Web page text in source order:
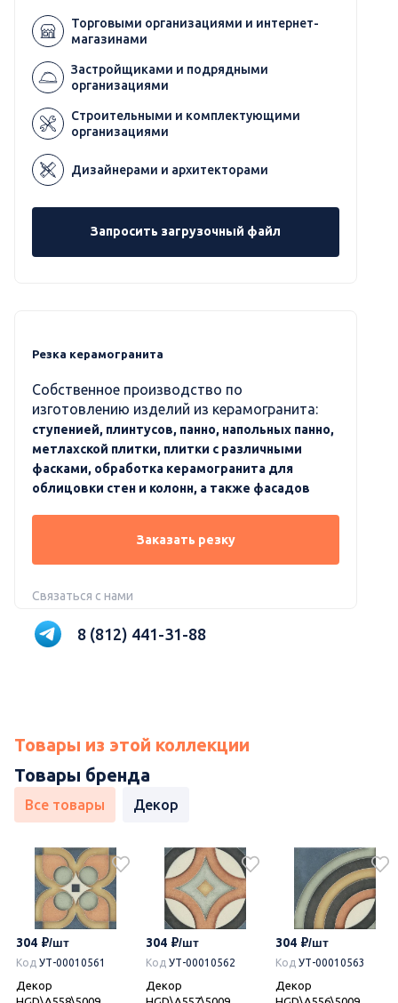
Торговыми организациями и интернет-
магазинами
Застройщиками и подрядными
организациями
Строительными и комплектующими
организациями
Дизайнерами и архитекторами
Запросить загрузочный файл
Резка керамогранита
Собственное производство по
изготовлению изделий из керамогранита:
ступенией, плинтусов, панно, напольных панно,
метлахской плитки, плитки с различными
фасками, обработка керамогранита для
облицовки стен и колонн, а также фасадов
Заказать резку
Связаться с нами
8 (812) 441-31-88
Товары из этой коллекции
Товары бренда
Все товары Декор
304
Код УТ-00010561
Декор
304
Код УТ-00010562
Декор
304
Код УТ-00010563
Декор